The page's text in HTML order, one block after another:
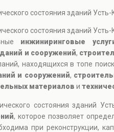
состояния зданий
состояния зданий
инжиниринговые
и сооружений,
находящихся в топе
и сооружений,
материалов и
состояния зданий
, которое позволяет
при реконструкции,